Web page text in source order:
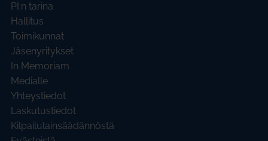
PI:n tarina
Hallitus
Toimikunnat
Jäsenyritykset
In Memoriam
Medialle
Yhteystiedot
Laskutustiedot
Kilpailulainsäädännöstä